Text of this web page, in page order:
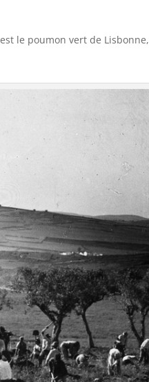
le poumon vert de Lisbonne,